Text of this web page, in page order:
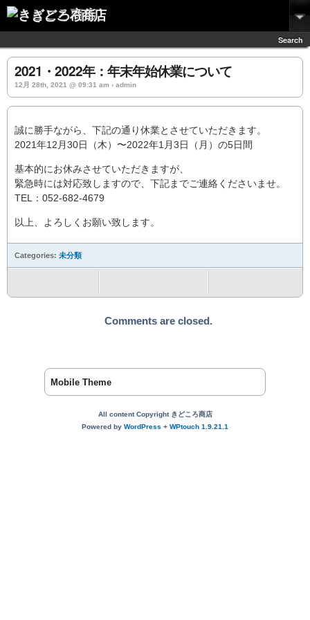
きどころ商店
Search
2021・2022年：年末年始休業について
12月 28th, 2021 @ 09:31 am › admin
誠に勝手ながら、下記の通り休業とさせていただきます。
2021年12月30日（木）〜2022年1月3日（月）の5日間
基本的にお休みさせていただきますが、
緊急時には対応致しますので、下記までご連絡くださいませ。
TEL：052-682-4679
以上、よろしくお願い致します。
Categories: 未分類
Comments are closed.
Mobile Theme
All content Copyright きどころ商店
Powered by WordPress + WPtouch 1.9.21.1